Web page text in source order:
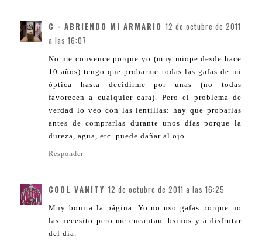
C - ABRIENDO MI ARMARIO 12 de octubre de 2011
a las 16:07
No me convence porque yo (muy miope desde hace
10 años) tengo que probarme todas las gafas de mi
óptica hasta decidirme por unas (no todas
favorecen a cualquier cara). Pero el problema de
verdad lo veo con las lentillas: hay que probarlas
antes de comprarlas durante unos días porque la
dureza, agua, etc. puede dañar al ojo.
Responder
COOL VANITY 12 de octubre de 2011 a las 16:25
Muy bonita la página. Yo no uso gafas porque no
las necesito pero me encantan. bsinos y a disfrutar
del día.